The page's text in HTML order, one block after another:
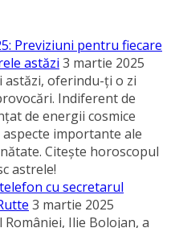
Previziuni pentru fiecare
astăzi 3 martie 2025
astăzi, oferindu-ţi o zi
Indiferent de
de energii cosmice
importante ale
Citeşte horoscopul
astrele!
cu secretarul
3 martie 2025
Ilie Bolojan, a